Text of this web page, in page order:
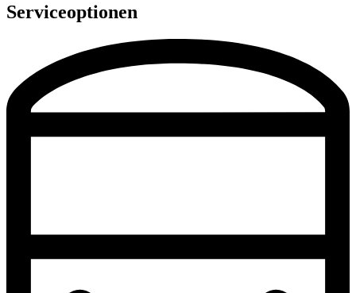
Serviceoptionen